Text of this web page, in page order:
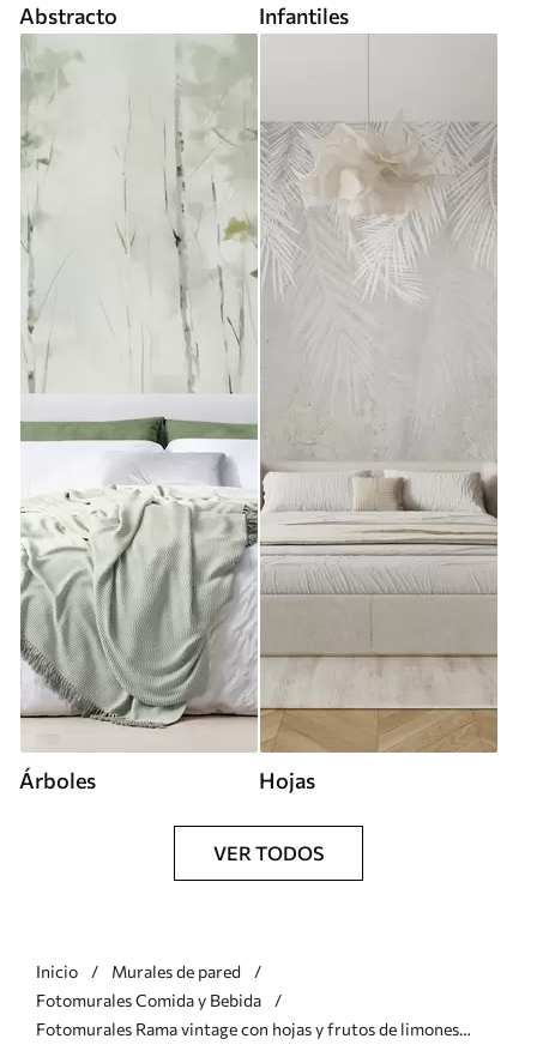
Abstracto Infantiles
Árboles Hojas
VER TODOS
Inicio
Murales de pared
Fotomurales Comida y Bebida
Fotomurales Rama vintage con hojas y frutos de limones